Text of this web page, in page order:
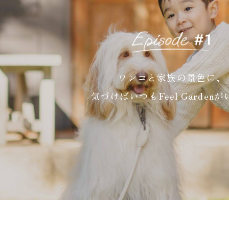
ワンコと家族の景色に、
気づけばいつもFeel Gardenが